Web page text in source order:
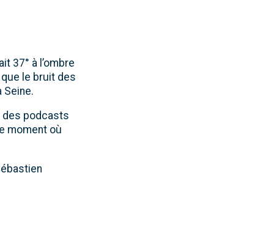
37° à l’ombre
le bruit des
Seine.
des podcasts
moment où